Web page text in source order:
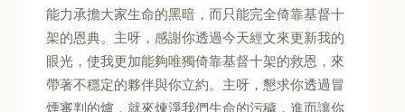
能力承擔大家生命的黑暗，而只能完全倚靠基督十
架的恩典。主呀，感謝你透過今天經文來更新我的
眼光，使我更加能夠唯獨倚靠基督十架的救恩，來
帶著不穩定的夥伴與你立約。主呀，懇求你透過冒
煙審判的爐，就來煉淨我們生命的污穢，進而讓你